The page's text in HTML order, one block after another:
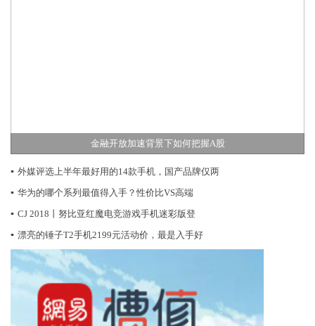
金融开放加速背景下如何把握A股
▪ 外媒评选上半年最好用的14款手机，国产品牌仅两
▪ 华为的哪个系列最值得入手？性价比VS高端
▪ CJ 2018丨努比亚红魔电竞游戏手机迷彩版登
▪ 漂亮的锤子T2手机2199元活动价，最是入手好